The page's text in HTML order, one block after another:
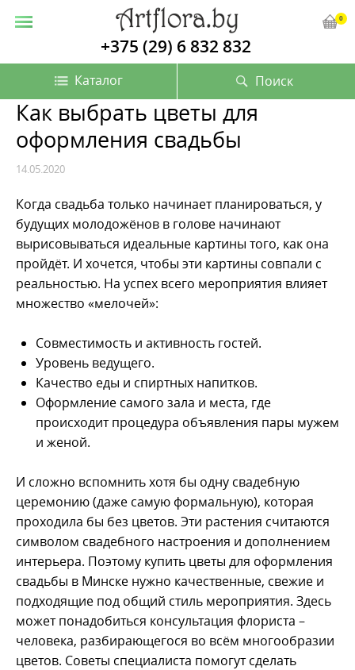
+375 (29) 6 832 832
Поиск
0
Каталог
Как выбрать цветы для
оформления свадьбы
14.05.2020
Когда свадьба только начинает планироваться, у
будущих молодожёнов в голове начинают
вырисовываться идеальные картины того, как она
пройдёт. И хочется, чтобы эти картины совпали с
реальностью. На успех всего мероприятия влияет
множество «мелочей»:
Совместимость и активность гостей.
Уровень ведущего.
Качество еды и спиртных напитков.
Оформление самого зала и места, где
происходит процедура объявления пары мужем
и женой.
И сложно вспомнить хотя бы одну свадебную
церемонию (даже самую формальную), которая
проходила бы без цветов. Эти растения считаются
символом свадебного настроения и дополнением
интерьера. Поэтому купить цветы для оформления
свадьбы в Минске нужно качественные, свежие и
подходящие под общий стиль мероприятия. Здесь
может понадобиться консультация флориста –
человека, разбирающегося во всём многообразии
цветов. Советы специалиста помогут сделать